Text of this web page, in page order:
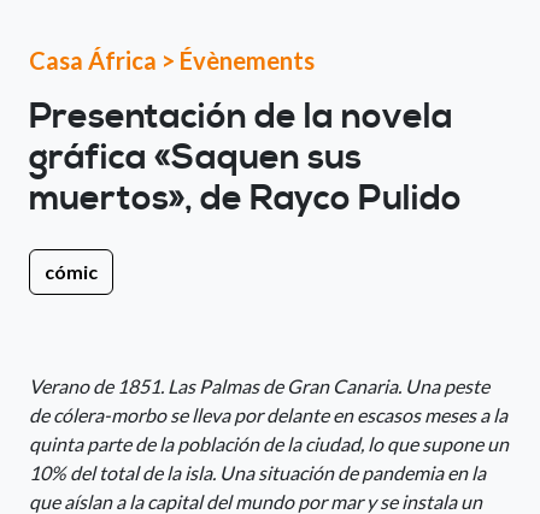
Casa África > Évènements
Presentación de la novela
gráfica «Saquen sus
muertos», de Rayco Pulido
cómic
Verano de 1851. Las Palmas de Gran Canaria. Una peste
de cólera-morbo se lleva por delante en escasos meses a la
quinta parte de la población de la ciudad, lo que supone un
10% del total de la isla. Una situación de pandemia en la
que aíslan a la capital del mundo por mar y se instala un